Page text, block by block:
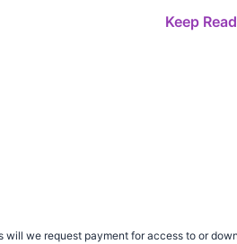
Keep
will we request payment for access to or